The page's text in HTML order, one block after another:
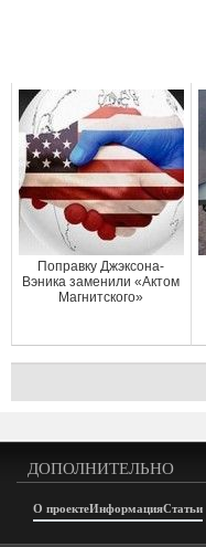
Поправку Джэксона-
Вэника заменили «Актом
Магнитского»
ДОПОЛНИТЕЛЬНО
О проектеИнформацияСтатьи